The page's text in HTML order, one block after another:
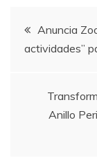
Post
navigation
Anuncia
actividades”
Anillo